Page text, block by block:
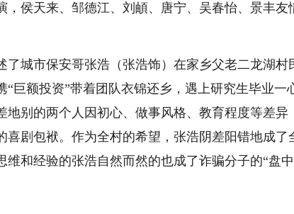
，侯天来、邹德江、刘頔、唐宁、吴春怡、景丰
城市保安哥张浩（张浩饰）在家乡父老二龙湖村
“巨额投资”带着团队衣锦还乡，遇上研究生毕业
地别的两个人因初心、做事风格、教育程度等差
喜剧包袱。作为全村的希望，张浩阴差阳错地成
维和经验的张浩自然而然的也成了诈骗分子的“盘中